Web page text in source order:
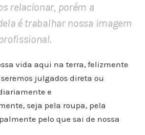
relacionar, porém a
é trabalhar nossa imagem
vida aqui na terra, felizmente
julgados direta ou
e
seja pela roupa, pela
pelo que sai de nossa